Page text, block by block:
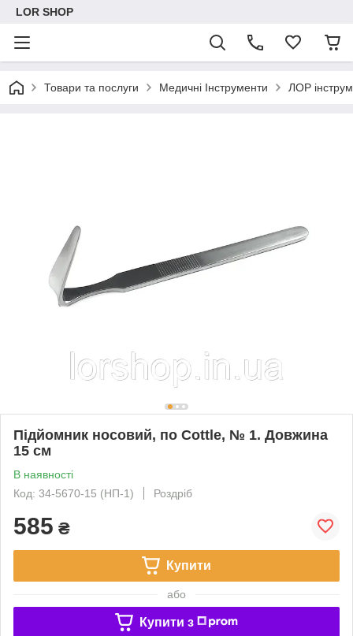
LOR SHOP
Товари та послуги Медичні Інструменти ЛОР
Підйомник носовий, по Cottle, № 1. Довжина
15 см
В наявності
Код: 34-5670-15 (НП-1)
Роздріб
585 ₴
Купити
або
Купити з